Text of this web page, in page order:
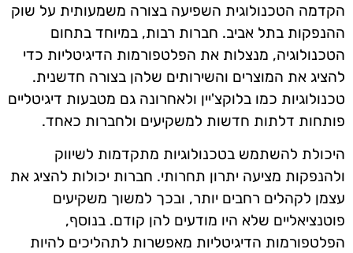
הקדמה הטכנולוגית השפיעה בצורה משמעותית על שוק
ההנפקות בתל אביב. חברות רבות, במיוחד בתחום
הטכנולוגיה, מנצלות את הפלטפורמות הדיגיטליות כדי
להציג את המוצרים והשירותים שלהן בצורה חדשנית.
טכנולוגיות כמו בלוקצ'יין ולאחרונה גם מטבעות דיגיטליים
פותחות דלתות חדשות למשקיעים ולחברות כאחד.
היכולת להשתמש בטכנולוגיות מתקדמות לשיווק
ולהנפקות מציעה יתרון תחרותי. חברות יכולות להציג את
עצמן לקהלים רחבים יותר, ובכך למשוך משקיעים
פוטנציאליים שלא היו מודעים להן קודם. בנוסף,
הפלטפורמות הדיגיטליות מאפשרות לתהליכים להיות